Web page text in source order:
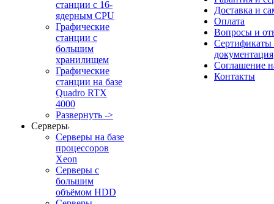
станции с 16-
ядерным CPU
Графические
станции с
большим
хранилищем
Графические
станции на базе
Quadro RTX
4000
Развернуть ->
Серверы
Серверы на базе
процессоров
Xeon
Серверы с
большим
объёмом HDD
Доставка и
Оплата
Вопросы и
Сертификаты
документация
Соглашение
Контакты